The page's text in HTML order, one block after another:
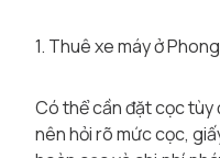
1. Thuê xe máy ở
Có thể cần đặt cọc tùy
nên hỏi rõ mức cọc,